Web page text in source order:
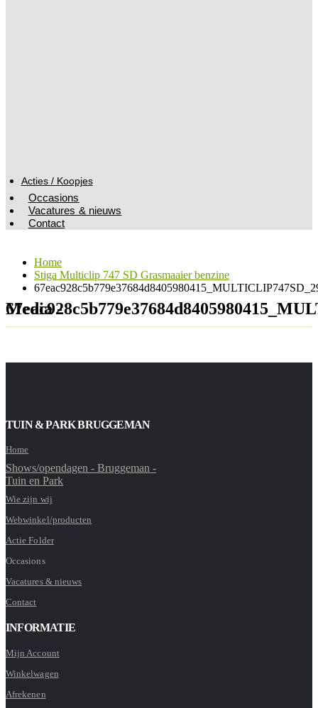
Acties / Koopjes
Occasions
Vacatures & nieuws
Contact
Home
Stiga Multiclip 747 SD Grasmaaier benzine
Media -
TUIN & PARK BRUGGEMAN
Home
Shows/opendagen - Bruggeman -
Tuin en Park
Wie zijn wij
Webwinkel/producten
Actie Folder
Occasions
Vacatures & nieuws
Contact
INFORMATIE
Mijn Account
Winkelwagen
Afrekenen